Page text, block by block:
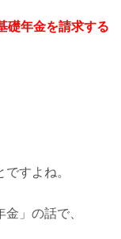
礎年金を請求する
すよね。
」の話で、